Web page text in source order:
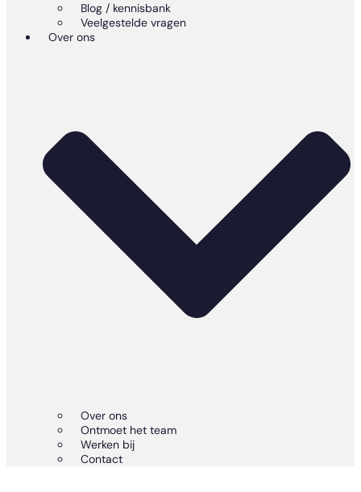
Blog / kennisbank
Veelgestelde vragen
Over ons
Over ons
Ontmoet het team
Werken bij
Contact